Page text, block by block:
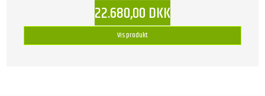
22.680,00 DKK
Vis produkt